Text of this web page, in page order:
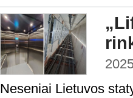
Neseniai Lietuvos